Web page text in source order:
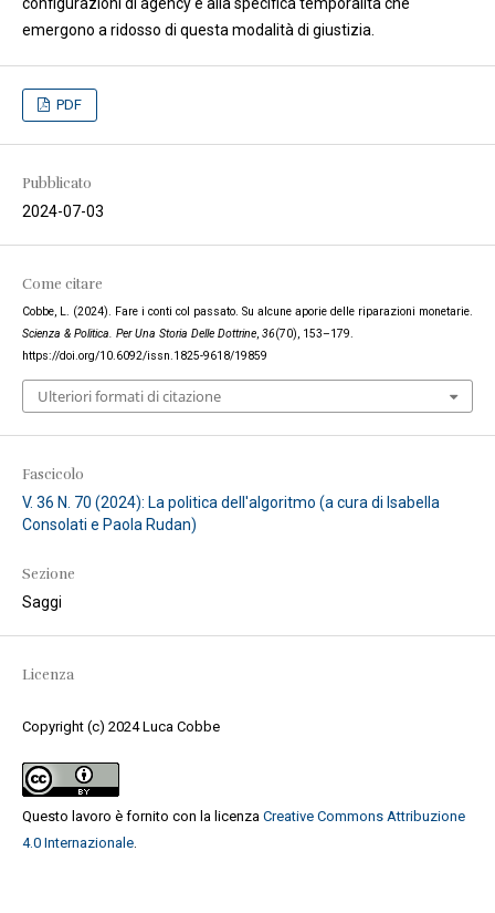
emergono a ridosso di questa modalità di giustizia.
PDF
Pubblicato
2024-07-03
Come citare
Cobbe, L. (2024). Fare i conti col passato. Su alcune aporie delle riparazioni monetarie.
Scienza & Politica. Per Una Storia Delle Dottrine, 36(70), 153–179.
https://doi.org/10.6092/issn.1825-9618/19859
Ulteriori formati di citazione
Fascicolo
V. 36 N. 70 (2024): La politica dell'algoritmo (a cura di Isabella
Consolati e Paola Rudan)
Sezione
Saggi
Licenza
Copyright (c) 2024 Luca Cobbe
Questo lavoro è fornito con la licenza Creative Commons Attribuzione
4.0 Internazionale.